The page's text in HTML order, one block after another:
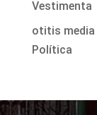
Vestimenta
otitis
Política